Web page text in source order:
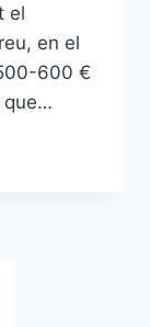
el
en el
600 €
que…